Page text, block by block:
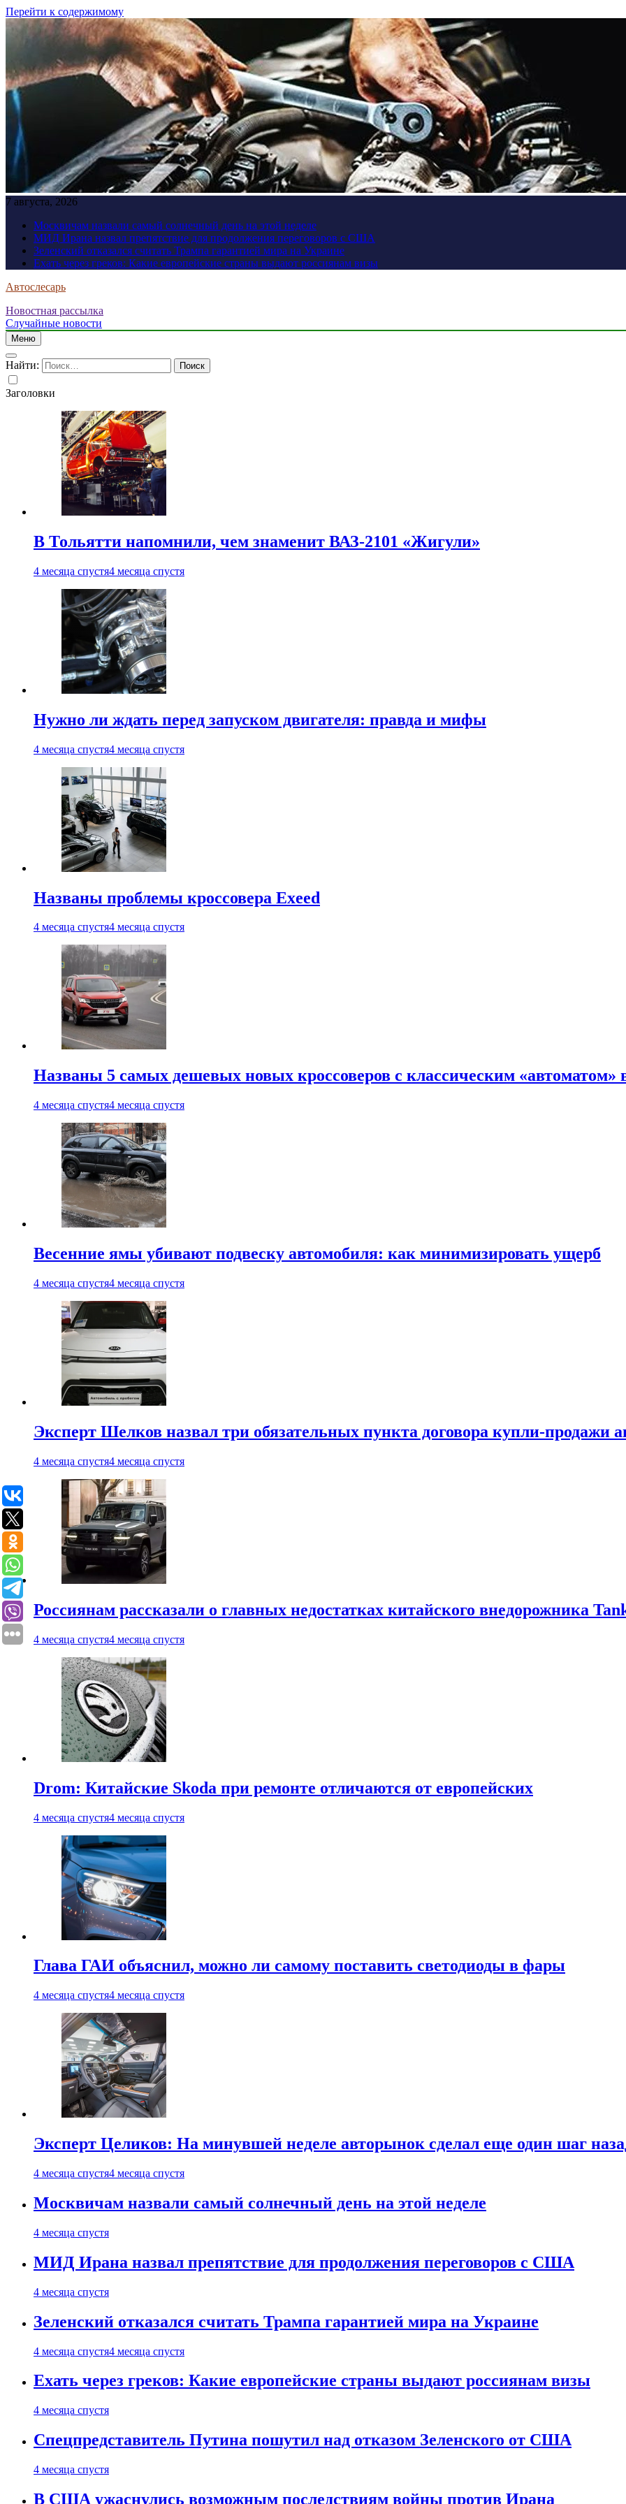
Перейти к содержимому
7 августа, 2026
Москвичам назвали самый солнечный день на этой неделе
МИД Ирана назвал препятствие для продолжения переговоров с США
Зеленский отказался считать Трампа гарантией мира на Украине
Ехать через греков: Какие европейские страны выдают россиянам визы
Автослесарь
Новостная рассылка
Случайные новости
Меню
Найти:
Заголовки
В Тольятти напомнили, чем знаменит ВАЗ-2101 «Жигули»
4 месяца спустя4 месяца спустя
Нужно ли ждать перед запуском двигателя: правда и мифы
4 месяца спустя4 месяца спустя
Названы проблемы кроссовера Exeed
4 месяца спустя4 месяца спустя
Названы 5 самых дешевых новых кроссоверов с классическим «автоматом»
4 месяца спустя4 месяца спустя
Весенние ямы убивают подвеску автомобиля: как минимизировать ущерб
4 месяца спустя4 месяца спустя
Эксперт Шелков назвал три обязательных пункта договора купли-продажи
4 месяца спустя4 месяца спустя
Россиянам рассказали о главных недостатках китайского внедорожника
4 месяца спустя4 месяца спустя
Drom: Китайские Skoda при ремонте отличаются от европейских
4 месяца спустя4 месяца спустя
Глава ГАИ объяснил, можно ли самому поставить светодиоды в фары
4 месяца спустя4 месяца спустя
Эксперт Целиков: На минувшей неделе авторынок сделал еще один шаг
4 месяца спустя4 месяца спустя
Москвичам назвали самый солнечный день на этой неделе
4 месяца спустя
МИД Ирана назвал препятствие для продолжения переговоров с США
4 месяца спустя
Зеленский отказался считать Трампа гарантией мира на Украине
4 месяца спустя4 месяца спустя
Ехать через греков: Какие европейские страны выдают россиянам визы
4 месяца спустя
Спецпредставитель Путина пошутил над отказом Зеленского от США
4 месяца спустя
В США ужаснулись возможным последствиям войны против Ирана